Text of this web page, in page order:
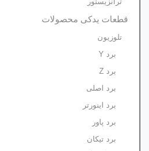
قطعات یدکی محصولات
تلوزیون
برد Y
برد Z
برد اصلی
برد اینورتر
برد پاور
برد تیکان